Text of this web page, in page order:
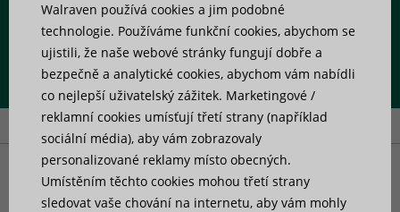
Úvod»Výrobky »Příslušenství pro upevnění»Radiator Mounting
Supports
Radiator Mounting
Walraven používá cookies a jim podobné
technologie. Používáme funkční cookies, abychom se
ujistili, že naše webové stránky fungují dobře a
bezpečně a analytické cookies, abychom vám nabídli
co nejlepší uživatelský zážitek. Marketingové /
reklamní cookies umísťují třetí strany (například
sociální média), aby vám zobrazovaly
personalizované reklamy místo obecných.
Umístěním těchto cookies mohou třetí strany
sledovat vaše chování na internetu, aby vám mohly